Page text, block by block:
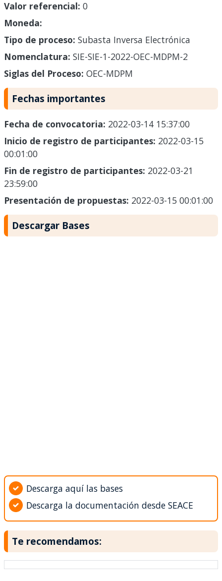
Valor referencial: 0
Moneda:
Tipo de proceso: Subasta Inversa Electrónica
Nomenclatura: SIE-SIE-1-2022-OEC-MDPM-2
Siglas del Proceso: OEC-MDPM
Fechas importantes
Fecha de convocatoria: 2022-03-14 15:37:00
Inicio de registro de participantes: 2022-03-15
00:01:00
Fin de registro de participantes: 2022-03-21
23:59:00
Presentación de propuestas: 2022-03-15 00:01:00
Descargar Bases
Descarga aquí las bases
Descarga la documentación desde SEACE
Te recomendamos: